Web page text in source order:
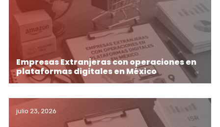
Empresas Extranjeras con operaciones en
plataformas digitales en México
julio 23, 2026